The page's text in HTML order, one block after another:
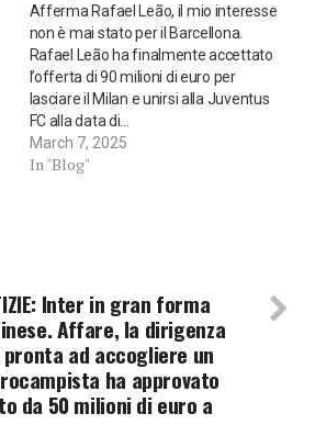
Afferma Rafael Leão, il mio interesse
non è mai stato per il Barcellona.
Rafael Leão ha finalmente accettato
l’offerta di 90 milioni di euro per
lasciare il Milan e unirsi alla Juventus
FC alla data di…
March 7, 2025
In "Blog"
Inter in gran forma
Affare, la dirigenza
pronta ad accogliere un
ha approvato
da 50 milioni di euro a